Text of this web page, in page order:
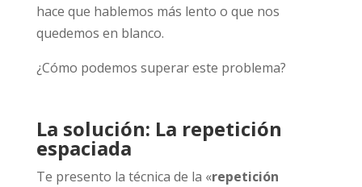
hace que hablemos más lento o que nos
quedemos en blanco.
¿Cómo podemos superar este problema?
La solución: La repetición
espaciada
Te presento la técnica de la «repetición